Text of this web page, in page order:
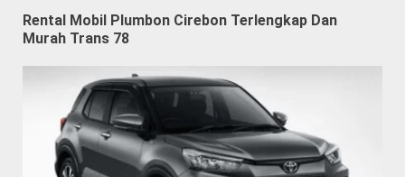
Rental Mobil Plumbon Cirebon Terlengkap Dan
Murah Trans 78